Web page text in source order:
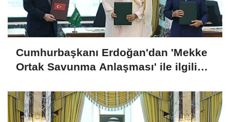
Cumhurbaşkanı Erdoğan'dan 'Mekke
Ortak Savunma Anlaşması' ile ilgili